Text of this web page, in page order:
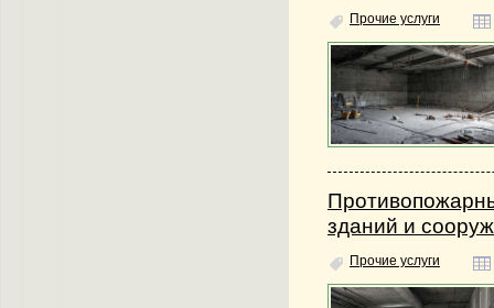
Прочие услуги
зданий и
Прочие услуги